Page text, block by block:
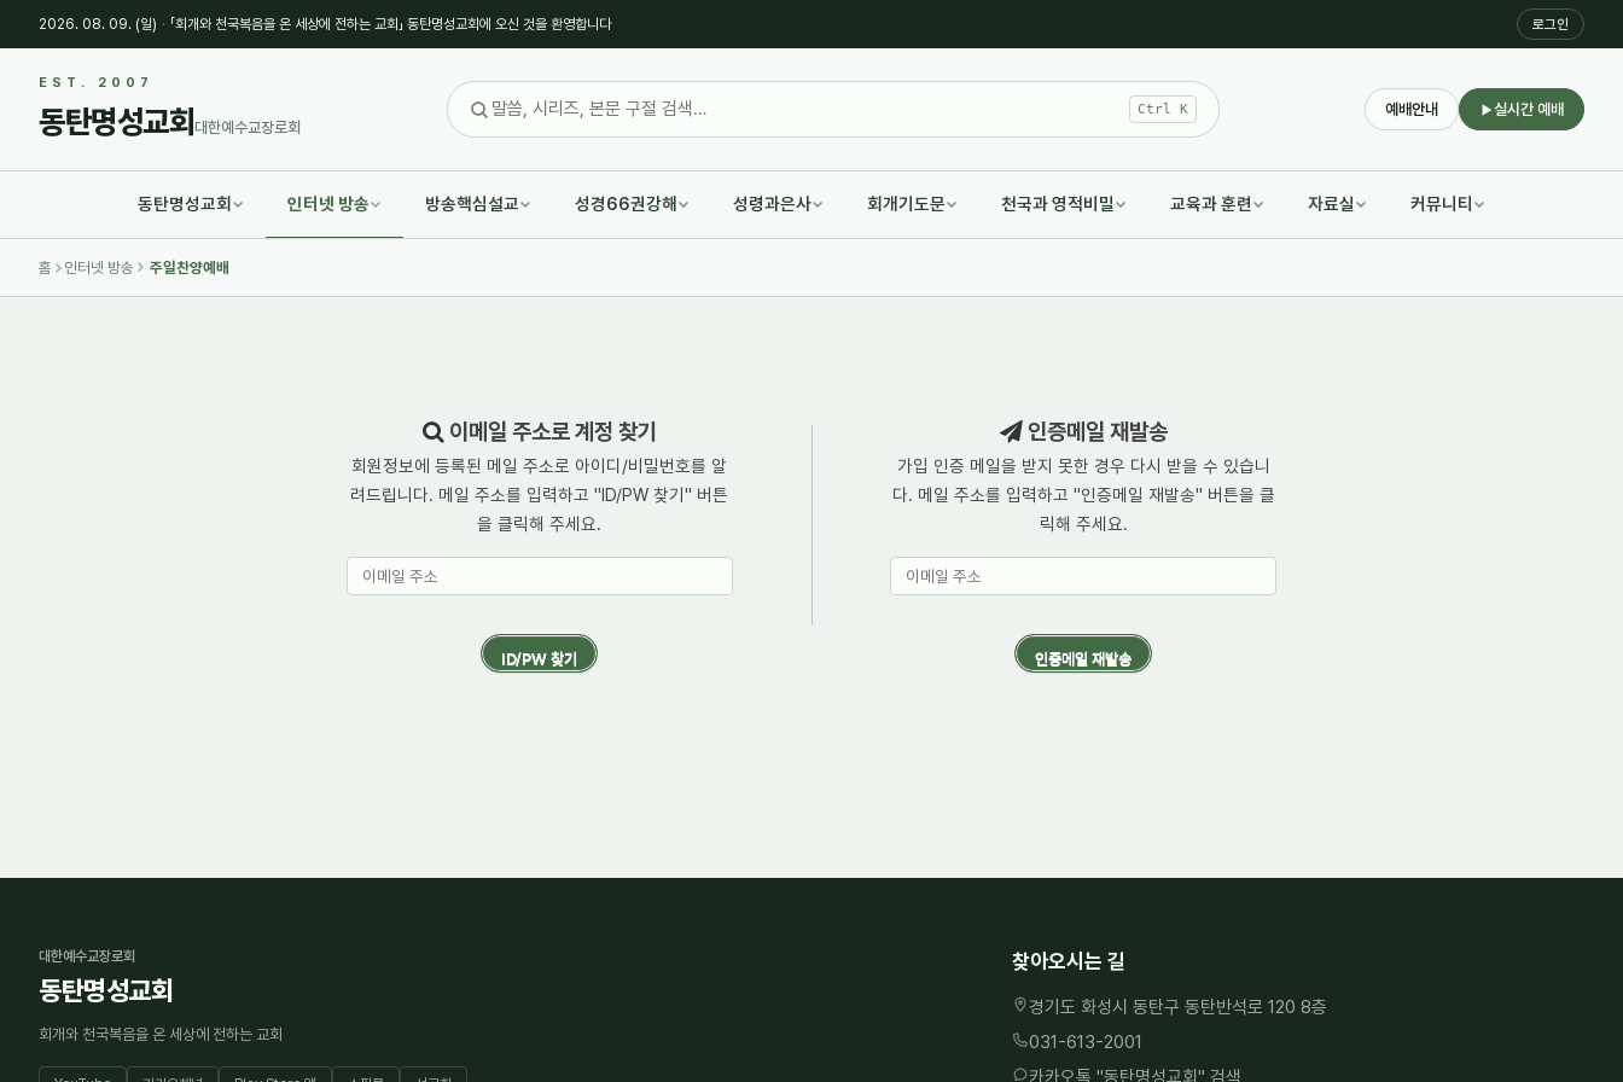
2026. 08. 09. (일) · 「회개와 천국복음을 온 세상에 전하는 교회」 동탄명성교회에 오신 것을 환영합니다 로그인
EST. 2007
동탄명성교회 대한예수교장로회
Ctrl K 예배안내 실시간 예배
동탄명성교회 인터넷 방송 방송핵심설교 성경66권강해 성령과은사 회개기도문 천국과 영적비밀 교육과 훈련 자료실 커뮤니티
홈 인터넷 방송 주일찬양예배
이메일 주소로 계정 찾기
회원정보에 등록된 메일 주소로 아이디/비밀번호를 알
려드립니다. 메일 주소를 입력하고 "ID/PW 찾기" 버튼
을 클릭해 주세요.
인증메일 재발송
가입 인증 메일을 받지 못한 경우 다시 받을 수 있습니
다. 메일 주소를 입력하고 "인증메일 재발송" 버튼을 클
릭해 주세요.
대한예수교장로회
동탄명성교회
회개와 천국복음을 온 세상에 전하는 교회
찾아오시는 길
경기도 화성시 동탄구 동탄반석로 120 8층
031-613-2001
카카오톡 "동탄명성교회" 검색